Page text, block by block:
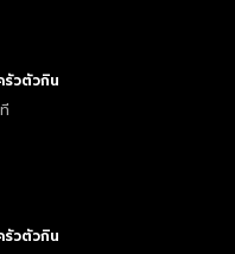
รัวตัวกิน
รัวตัวกิน